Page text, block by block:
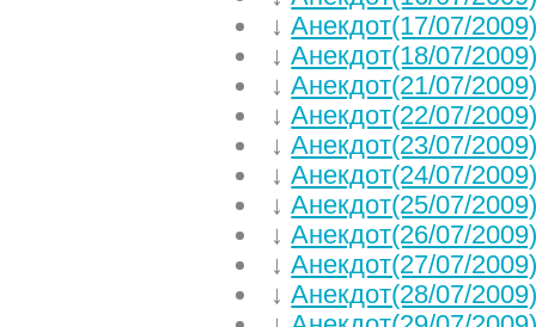
↓Анекдот(17/07/
↓Анекдот(18/07/
↓Анекдот(21/07/
↓Анекдот(22/07/
↓Анекдот(23/07/
↓Анекдот(24/07/
↓Анекдот(25/07/
↓Анекдот(26/07/
↓Анекдот(27/07/
↓Анекдот(28/07/